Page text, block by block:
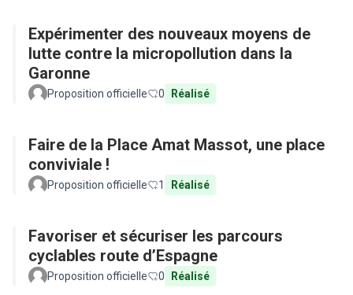
Expérimenter des nouveaux moyens de
lutte contre la micropollution dans la
Garonne
Proposition officielle 0 Réalisé
Faire de la Place Amat Massot, une place
conviviale !
Proposition officielle 1 Réalisé
Favoriser et sécuriser les parcours
cyclables route d’Espagne
Proposition officielle 0 Réalisé